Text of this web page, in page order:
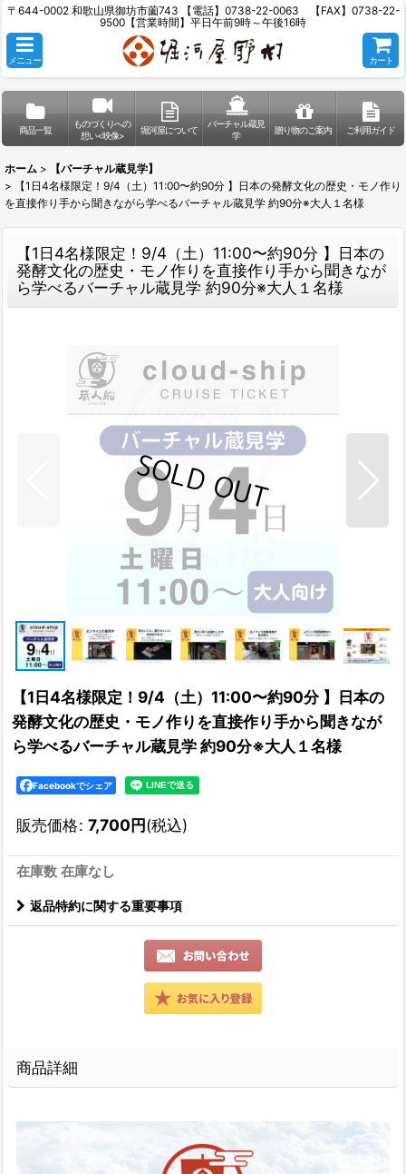
〒644-0002 和歌山県御坊市薗743 【電話】0738-22-0063 【FAX】0738-22-
9500【営業時間】平日午前9時～午後16時
メニュー カート
商品一覧
ものづくりへの
想い<映像>
堀河屋について
バーチャル蔵見
学
贈り物のご案内 ご利用ガイド
ホーム >
【バーチャル蔵見学】
>
【1日4名様限定！9/4（土）11:00〜約90分 】日本の発酵文化の歴史・モノ作り
を直接作り手から聞きながら学べるバーチャル蔵見学 約90分※大人１名様
【1日4名様限定！9/4（土）11:00〜約90分 】日本の
発酵文化の歴史・モノ作りを直接作り手から聞きなが
ら学べるバーチャル蔵見学 約90分※大人１名様
【1日4名様限定！9/4（土）11:00〜約90分 】日本の
発酵文化の歴史・モノ作りを直接作り手から聞きなが
ら学べるバーチャル蔵見学 約90分※大人１名様
Facebookでシェア
販売価格: 7,700円(税込)
在庫数 在庫なし
返品特約に関する重要事項
商品詳細